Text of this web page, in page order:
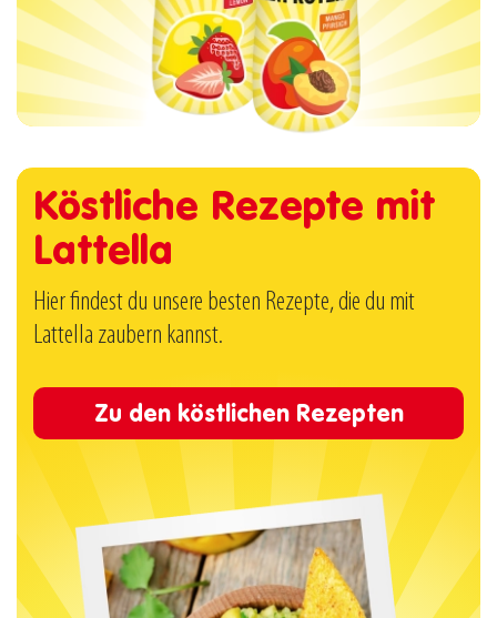
Köstliche Rezepte mit
Lattella
Hier findest du unsere besten Rezepte, die du mit
Lattella zaubern kannst.
Zu den köstlichen Rezepten